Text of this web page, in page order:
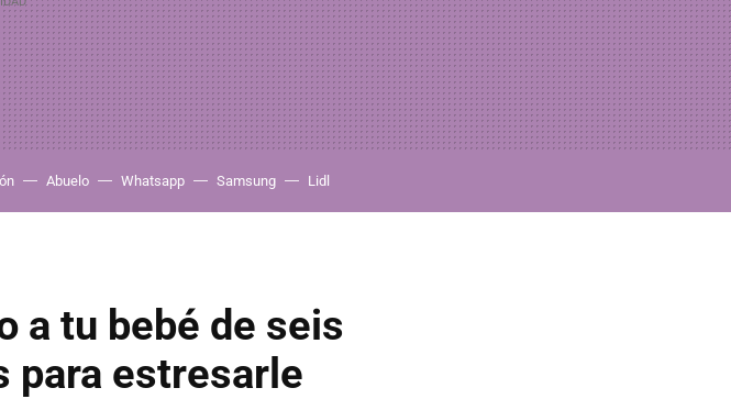
Abuelo Whatsapp Samsung Lidl
a tu bebé de seis
para estresarle